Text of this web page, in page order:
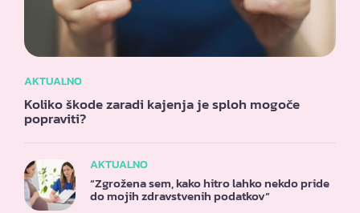
AKTUALNO
Koliko škode zaradi kajenja je sploh mogoče
popraviti?
AKTUALNO
“Zgrožena sem, kako hitro lahko nekdo pride
do mojih zdravstvenih podatkov”